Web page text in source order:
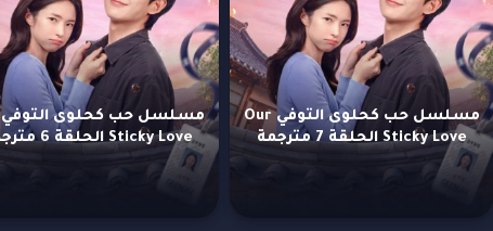
مسلسل حب كحلوى التوفي Our
Sticky Love الحلقة 7 مترجمة
Sticky Love الحلقة 6 مترجمة